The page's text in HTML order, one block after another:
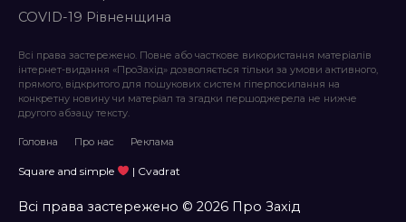
COVID-19 Рівненщина
Всі права застережено. Повне або часткове використання матеріалів
інтернет-видання «ПроЗахід» дозволяється тільки за умови активного,
прямого, відкритого для пошукових систем гіперпосилання на
конкретну новину чи матеріал та згадки першоджерела не нижче
другого абзацу тексту.
Головна Про нас Реклама
Square and simple | Cvadrat
Всі права застережено © 2026 Про Захід